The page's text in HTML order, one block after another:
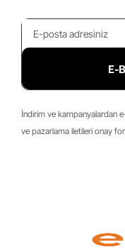
E-
İndirim ve kampanyalardan
ve pazarlama iletileri onay